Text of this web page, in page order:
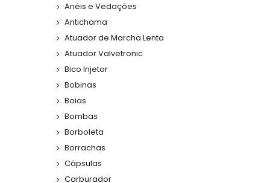
Anéis e Vedações
Antichama
Atuador de Marcha Lenta
Atuador Valvetronic
Bico Injetor
Bobinas
Boias
Bombas
Borboleta
Borrachas
Cápsulas
Carburador